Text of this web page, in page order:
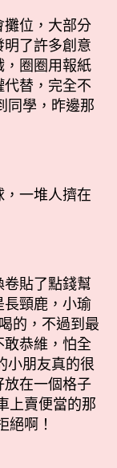
位，大部分
了許多創意
圈圈用報紙
替，完全不
同學，昨邊那
一堆人擠在
貼了點錢幫
頸鹿，小瑜
的，不過到最
恭維，怕全
小朋友真的很
在一個格子
上賣便當的那
啊！